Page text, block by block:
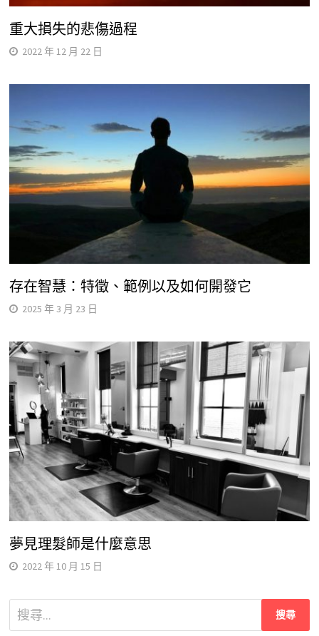
重大損失的悲傷過程
2022 年 12 月 22 日
存在智慧：特徵、範例以及如何開發它
2025 年 3 月 23 日
夢見理髮師是什麼意思
2022 年 10 月 15 日
搜
尋